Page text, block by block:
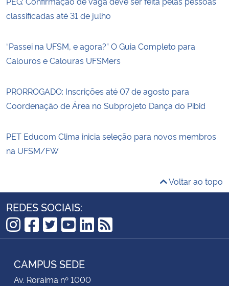
classificadas até 31 de julho
“Passei na UFSM, e agora?” O Guia Completo para
Calouros e Calouras UFSMers
PRORROGADO: Inscrições até 07 de agosto para
Coordenação de Área no Subprojeto Dança do Pibid
PET Educom Clima inicia seleção para novos membros
na UFSM/FW
Voltar ao topo
REDES SOCIAIS:
Instagram
Facebook
Twitter
YouTube
LinkedIn
RSS
CAMPUS SEDE
Av. Roraima nº 1000